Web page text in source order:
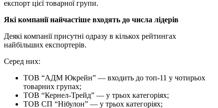
експорт цієї товарної групи.
Які компанії найчастіше входять до числа лідерів
Деякі компанії присутні одразу в кількох рейтингах
найбільших експортерів.
Серед них:
ТОВ “АДМ Юкрейн” — входить до топ-11 у чотирьох
товарних групах;
ТОВ “Кернел-Трейд” — у трьох категоріях;
ТОВ СП “Нібулон” — у трьох категоріях;